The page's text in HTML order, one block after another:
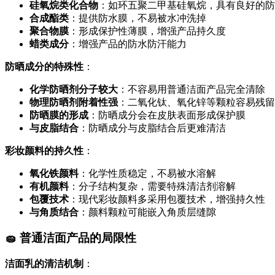
硅氧烷类化合物 ：如环五聚二甲基硅氧烷，具有良好的
合成酯类 ：提供防水膜，不易被水冲洗掉
聚合物膜 ：形成保护性薄膜，增强产品持久度
蜡类成分：增强产品的防水防汗能力
防晒成分的特殊性 ：
化学防晒剂分子较大 ：不容易用普通洁面产品完全清除
物理防晒剂附着性强 ：二氧化钛、氧化锌等颗粒容易残留
防晒膜的形成 ：防晒成分会在皮肤表面形成保护膜
与皮脂结合 ：防晒成分与皮脂结合后更难清洁
彩妆颜料的持久性 ：
氧化铁颜料：化学性质稳定，不易被水溶解
有机颜料：分子结构复杂，需要特殊清洁剂溶解
包覆技术 ：现代彩妆颜料多采用包覆技术，增强持久性
与角质结合 ：颜料颗粒可能嵌入角质层缝隙
🧽 普通洁面产品的局限性
洁面乳的清洁机制 ：